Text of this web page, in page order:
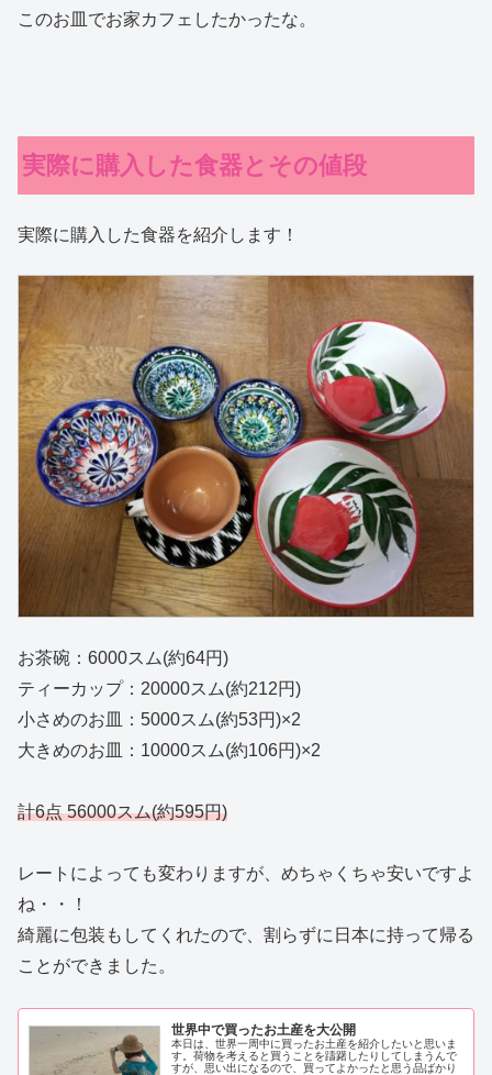
このお皿でお家カフェしたかったな。
実際に購入した食器とその値段
実際に購入した食器を紹介します！
お茶碗：6000スム(約64円)
ティーカップ：20000スム(約212円)
小さめのお皿：5000スム(約53円)×2
大きめのお皿：10000スム(約106円)×2
計6点 56000スム(約595円)
レートによっても変わりますが、めちゃくちゃ安いですよ
ね・・！
綺麗に包装もしてくれたので、割らずに日本に持って帰る
ことができました。
世界中で買ったお土産を大公開
本日は、世界一周中に買ったお土産を紹介したいと思いま
す。荷物を考えると買うことを躊躇したりしてしまうんで
すが、思い出になるので、買ってよかったと思う品ばかり